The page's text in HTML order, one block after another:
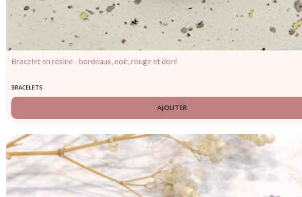
Bracelet en résine - bordeaux, noir, rouge et doré
BRACELETS
AJOUTER